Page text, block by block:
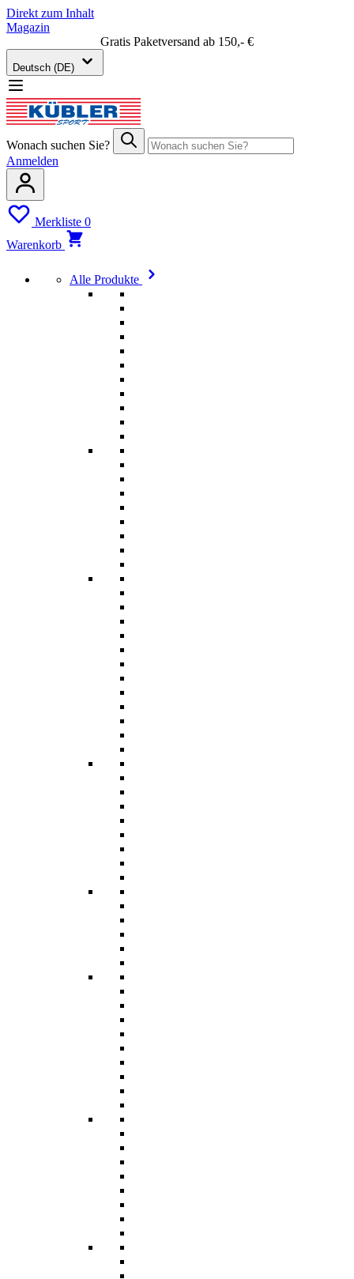
Direkt zum Inhalt
Magazin
Gratis Paketversand ab 150,- €
Deutsch (DE)
Wonach suchen Sie?
Anmelden
Merkliste 0
Warenkorb
Alle Produkte